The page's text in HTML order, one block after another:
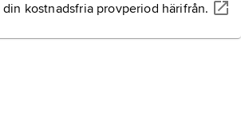
din kostnadsfria provperiod härifrån.